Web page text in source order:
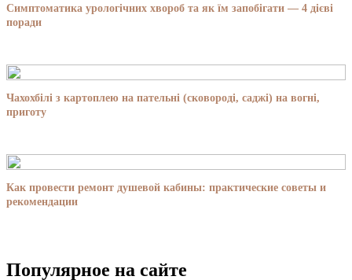
Симптоматика урологічних хвороб та як їм запобігати — 4 дієві
поради
Чахохбілі з картоплею на пательні (сковороді, саджі) на вогні,
приготу
Как провести ремонт душевой кабины: практические советы и
рекомендации
Популярное на сайте